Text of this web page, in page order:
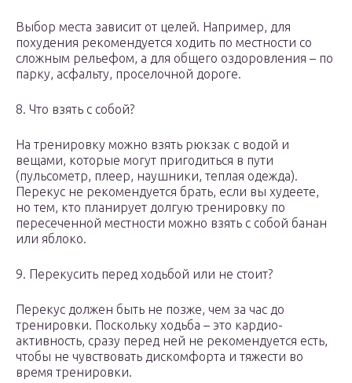
Выбор места зависит от целей. Например, для
похудения рекомендуется ходить по местности со
сложным рельефом, а для общего оздоровления – по
парку, асфальту, проселочной дороге.
8. Что взять с собой?
На тренировку можно взять рюкзак с водой и
вещами, которые могут пригодиться в пути
(пульсометр, плеер, наушники, теплая одежда).
Перекус не рекомендуется брать, если вы худеете,
но тем, кто планирует долгую тренировку по
пересеченной местности можно взять с собой банан
или яблоко.
9. Перекусить перед ходьбой или не стоит?
Перекус должен быть не позже, чем за час до
тренировки. Поскольку ходьба – это кардио-
активность, сразу перед ней не рекомендуется есть,
чтобы не чувствовать дискомфорта и тяжести во
время тренировки.